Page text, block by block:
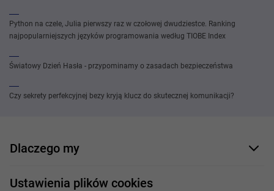
Python na czele, Julia pierwszy raz w czołowej dwudziestce. Ranking
najpopularniejszych języków programowania według TIOBE Index
Światowy Dzień Hasła - przypominamy o zasadach bezpieczeństwa
Czy sekrety perfekcyjnej bezy kryją klucz do skutecznej komunikacji?
Dlaczego my
Nasi pracownicy
Ustawienia plików cookies